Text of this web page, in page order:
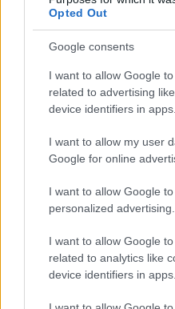
Opted Out
Google consents
I want to allow Google
related to advertising
device identifiers in apps.
I want to allow my user
Google for online
I want to allow Google
personalized advertising.
I want to allow Google
related to analytics like
device identifiers in apps.
energiamegtakarítás miatt
Az NB I-et, az NB II-t és az NB